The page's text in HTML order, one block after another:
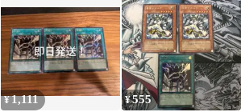
¥1,111 ¥555